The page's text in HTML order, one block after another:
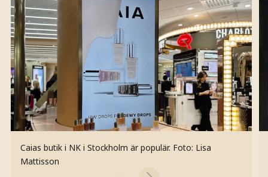
Caias butik i NK i Stockholm är populär. Foto: Lisa
Mattisson